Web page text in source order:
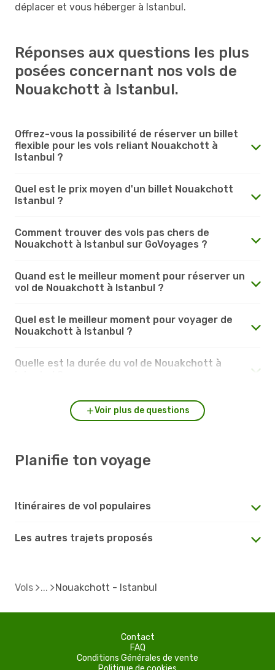
déplacer et vous héberger à Istanbul.
Réponses aux questions les plus
posées concernant nos vols de
Nouakchott à Istanbul.
Offrez-vous la possibilité de réserver un billet
flexible pour les vols reliant Nouakchott à
Istanbul ?
Quel est le prix moyen d'un billet Nouakchott
Istanbul ?
Comment trouver des vols pas chers de
Nouakchott à Istanbul sur GoVoyages ?
Quand est le meilleur moment pour réserver un
vol de Nouakchott à Istanbul ?
Quel est le meilleur moment pour voyager de
Nouakchott à Istanbul ?
Quelle est la durée du vol de Nouakchott à
Voir plus de questions
Planifie ton voyage
Itinéraires de vol populaires
Les autres trajets proposés
Vols Nouakchott - Istanbul
Contact
FAQ
Conditions Générales de vente